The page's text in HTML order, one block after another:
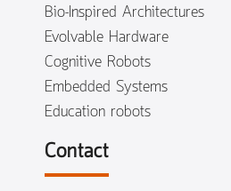
Bio-Inspired Architectures
Evolvable Hardware
Cognitive Robots
Embedded Systems
Education robots
Contact